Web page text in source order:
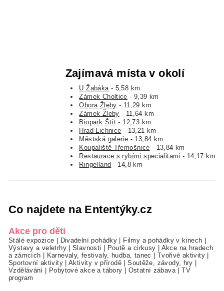
Zajímavá místa v okolí
U Žabáka- 5,58 km
Zámek Choltice - 9,39 km
Obora Žleby - 11,29 km
Zámek Žleby - 11,64 km
Biopark Štít - 12,73 km
Hrad Lichnice - 13,21 km
Městská galerie - 13,84 km
Koupaliště Třemošnice - 13,84 km
Restaurace s rybími specialitami - 14,17 km
Ringelland - 14,8 km
Co najdete na Ententýky.cz
Akce pro děti
Stálé expozice Divadelní pohádky Filmy a pohádky v kinech
Výstavy a veletrhy|Slavnosti Poutě a cirkusy
Akce na hradech
a zámcích
Karnevaly, festivaly, hudba, tanec Tvořivé aktivity
Sportovní aktivity|Aktivity v přírodě |Soutěže, závody, hry
Vzdělávání
Pobytové akce a tábory Ostatní zábava|TV
program